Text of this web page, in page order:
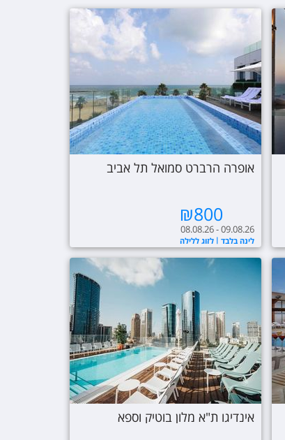
אופרה הרברט סמואל תל אביב
₪800
לינה בלבד לזוג ללילה
08.08.26 - 09.08.26
אינדיגו ת"א מלון בוטיק וספא